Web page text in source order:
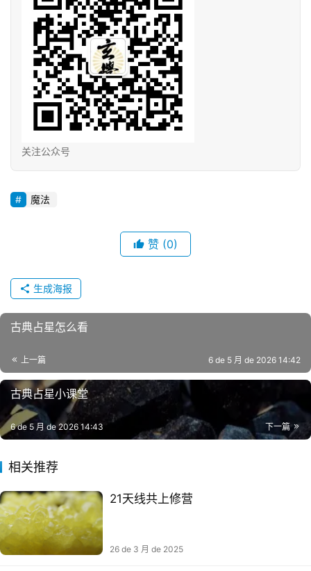
关注公众号
魔法
赞 (0)
生成海报
古典占星怎么看
上一篇 6 de 5 月 de 2026 14:42
古典占星小课堂
下一篇
6 de 5 月 de 2026 14:43
相关推荐
21天线共上‬修营
26 de 3 月 de 2025